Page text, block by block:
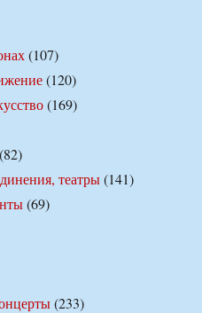
(107)
(120)
(169)
(82)
театры(141)
(69)
(233)